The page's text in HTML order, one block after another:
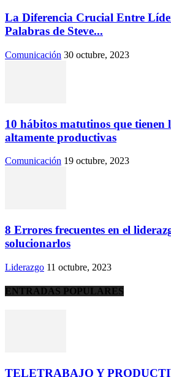
La Diferencia Crucial Entre
Palabras de Steve...
Comunicación 30 octubre, 2023
10 hábitos matutinos que tienen
altamente productivas
Comunicación 19 octubre, 2023
8 Errores frecuentes en el
solucionarlos
Liderazgo 11 octubre, 2023
ENTRADAS POPULARES
TELETRABAJO Y